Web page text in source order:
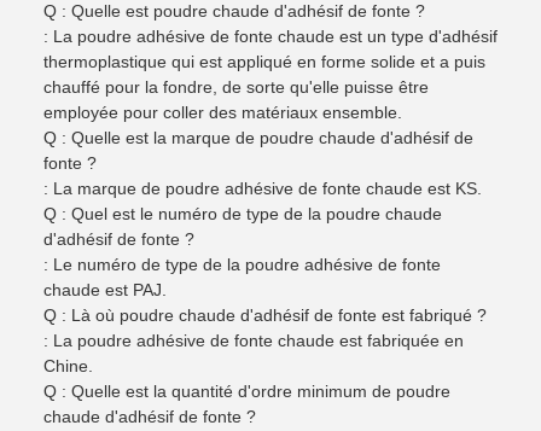
Q : Quelle est poudre chaude d'adhésif de fonte ?
: La poudre adhésive de fonte chaude est un type d'adhésif
thermoplastique qui est appliqué en forme solide et a puis
chauffé pour la fondre, de sorte qu'elle puisse être
employée pour coller des matériaux ensemble.
Q : Quelle est la marque de poudre chaude d'adhésif de
fonte ?
: La marque de poudre adhésive de fonte chaude est KS.
Q : Quel est le numéro de type de la poudre chaude
d'adhésif de fonte ?
: Le numéro de type de la poudre adhésive de fonte
chaude est PAJ.
Q : Là où poudre chaude d'adhésif de fonte est fabriqué ?
: La poudre adhésive de fonte chaude est fabriquée en
Chine.
Q : Quelle est la quantité d'ordre minimum de poudre
chaude d'adhésif de fonte ?